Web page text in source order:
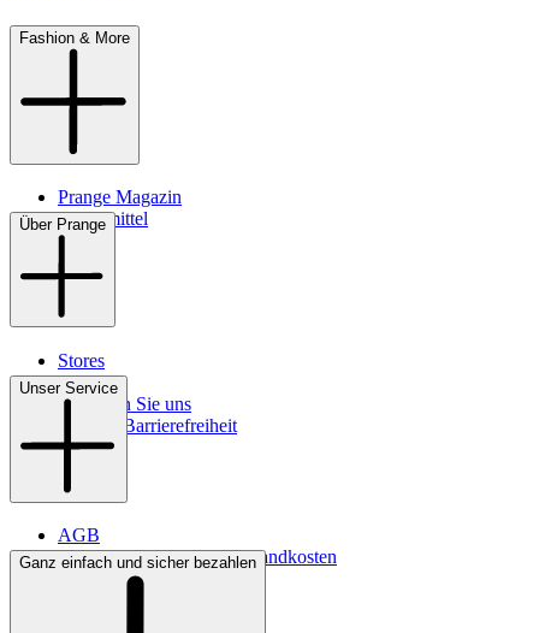
Fashion & More
Prange Magazin
Pflegemittel
Über Prange
Stores
Kontakt
So finden Sie uns
Digitale Barrierefreiheit
Unser Service
AGB
Lieferbedingungen & Versandkosten
Bezahlung
Ganz einfach und sicher bezahlen